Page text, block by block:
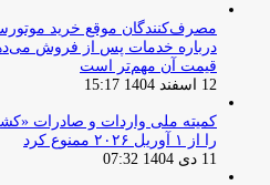
مصرف‌کنندگان موقع خرید
درباره خدمات پس از فروش
قیمت آن مهم‌تر است
12 اسفند 1404 15:17
کمیته ملی واردات و صادرات
را از ۱ آوریل ۲۰۲۶ ممنوع کرد
11 دی 1404 07:32